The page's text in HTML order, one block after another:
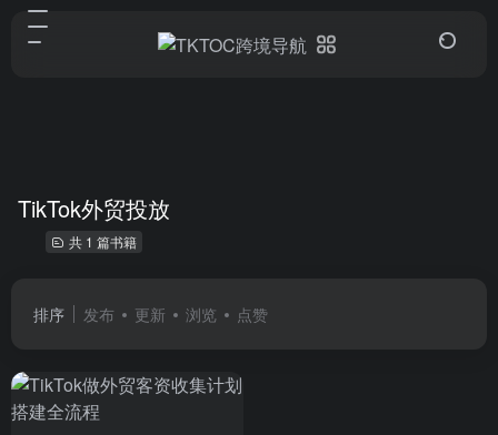
TikTok外贸投放
共 1 篇书籍
排序 发布 更新 浏览 点赞